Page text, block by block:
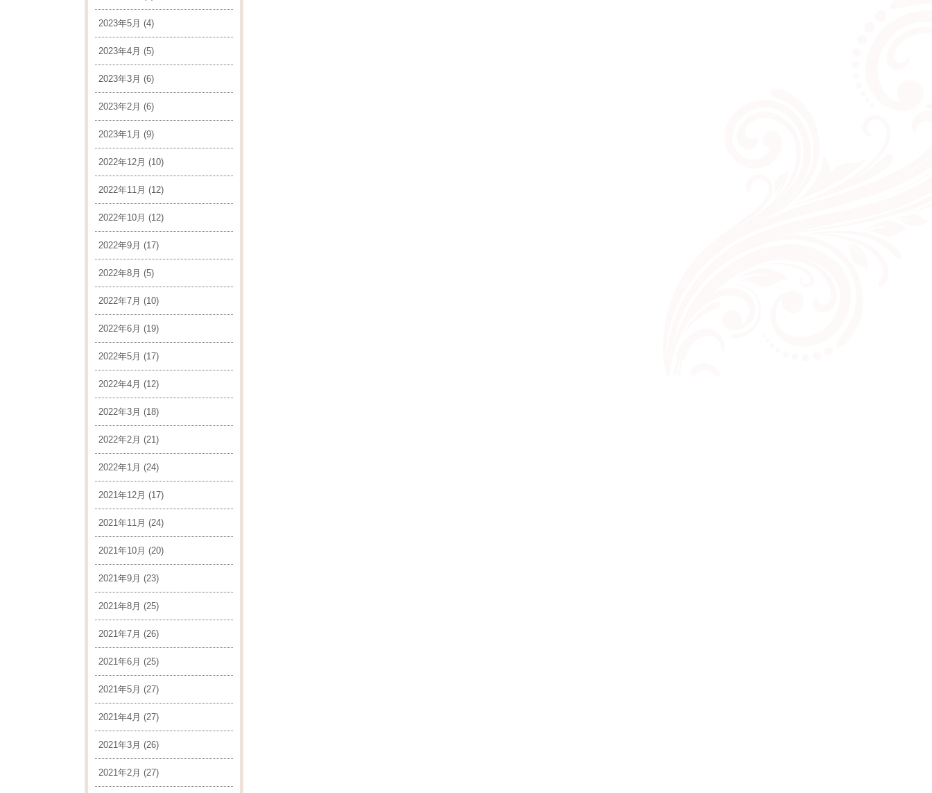
2023年5月 (4)
2023年4月 (5)
2023年3月 (6)
2023年2月 (6)
2023年1月 (9)
2022年12月 (10)
2022年11月 (12)
2022年10月 (12)
2022年9月 (17)
2022年8月 (5)
2022年7月 (10)
2022年6月 (19)
2022年5月 (17)
2022年4月 (12)
2022年3月 (18)
2022年2月 (21)
2022年1月 (24)
2021年12月 (17)
2021年11月 (24)
2021年10月 (20)
2021年9月 (23)
2021年8月 (25)
2021年7月 (26)
2021年6月 (25)
2021年5月 (27)
2021年4月 (27)
2021年3月 (26)
2021年2月 (27)